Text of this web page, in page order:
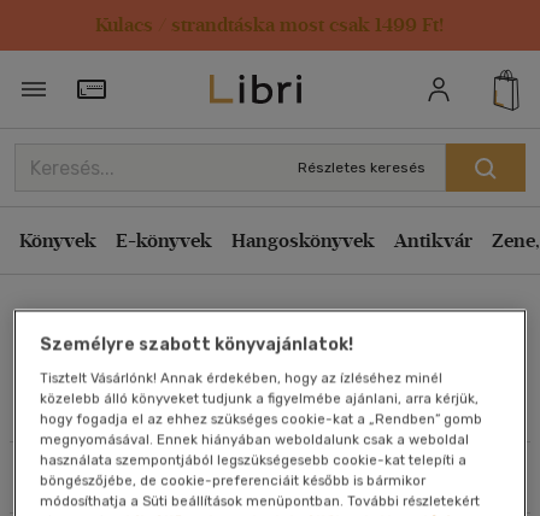
Kulacs / strandtáska most csak 1499 Ft!
Törzsvásárlói Kártya adatai
Részletes keresés
Könyvek E-könyvek Hangoskönyvek Antikvár
John Pasquin
Művei
Szűrés Rendezés
Rendezés
Kiadás éve szerint csökkenő
Ár szerint csökkenő
Eladott darabszám szerint csökkenő
Eladott darabszám szerint növekvő
Cím szerint A-Z
Szerző szerint A-Z
Megjelenítés
Személyre szabott könyvajánlatok!
Tisztelt Vásárlónk! Annak érdekében, hogy az ízléséhez minél
közelebb álló könyveket tudjunk a figyelmébe ajánlani, arra kérjük,
hogy fogadja el az ehhez szükséges cookie-kat a „Rendben” gomb
megnyomásával. Ennek hiányában weboldalunk csak a weboldal
használata szempontjából legszükségesebb cookie-kat telepíti a
böngészőjébe, de cookie-preferenciáit később is bármikor
módosíthatja a Süti beállítások menüpontban. További részletekért